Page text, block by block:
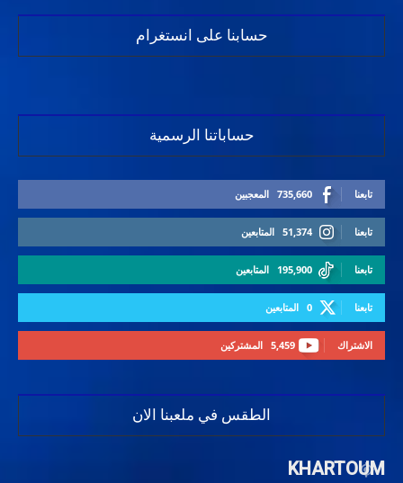
حسابنا على انستغرام
حساباتنا الرسمية
735,660 المعجبين تابعنا
51,374 المتابعين تابعنا
195,900 المتابعين تابعنا
0 المتابعين تابعنا
5,459 المشتركين الاشتراك
الطقس في ملعبنا الان
KHARTOUM